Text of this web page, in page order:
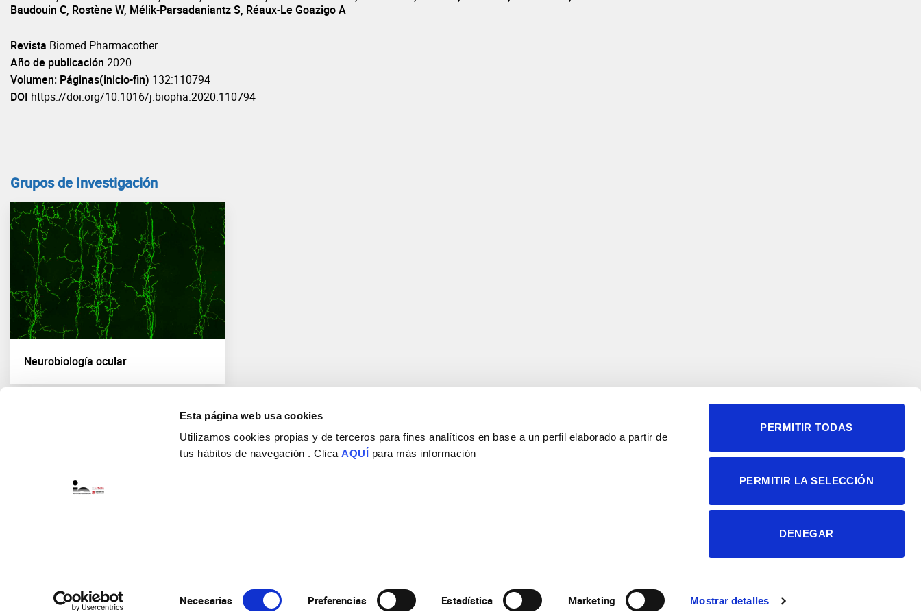
Esta página web usa cookies
Utilizamos cookies propias y de terceros para fines analíticos en base a un perfil elaborado a partir de
tus hábitos de navegación . ClicaAQUÍ para más información
de
Necesarias Preferencias Estadística Marketing Mostrar detalles
PERMITIR TODAS
PERMITIR LA SELECCIÓN
DENEGAR
Baudouin C, Rostène W, Mélik-Parsadaniantz S, Réaux-Le Goazigo A
Revista Biomed Pharmacother
Año de publicación 2020
Volumen: Páginas(inicio-fin) 132:110794
DOI https://doi.org/10.1016/j.biopha.2020.110794
Grupos de Investigación
Neurobiología ocular
Neurociencias
Política de privacidad
Accesibilidad